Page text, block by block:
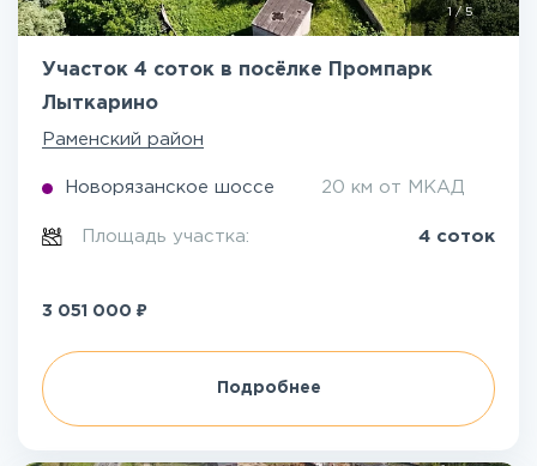
1 /5
Участок 4 соток в посёлке Промпарк
Лыткарино
Раменский район
Новорязанское шоссе 20 км от МКАД
Площадь участка: 4 соток
3 051 000 ₽
Подробнее